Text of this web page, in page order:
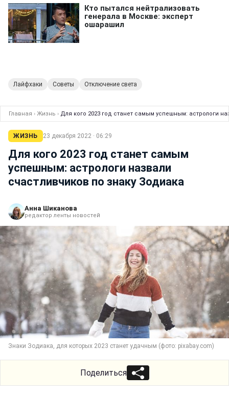
Лайфхаки Советы Отключение света
Главная › Жизнь › Для кого 2023 год станет самым успешным: астрологи
ЖИЗНЬ 23 декабря 2022 · 06:29
Для кого 2023 год станет самым
успешным: астрологи назвали
счастливчиков по знаку Зодиака
Анна Шиканова
редактор ленты новостей
Знаки Зодиака, для которых 2023 станет удачным (фото: pixabay.com)
Поделиться